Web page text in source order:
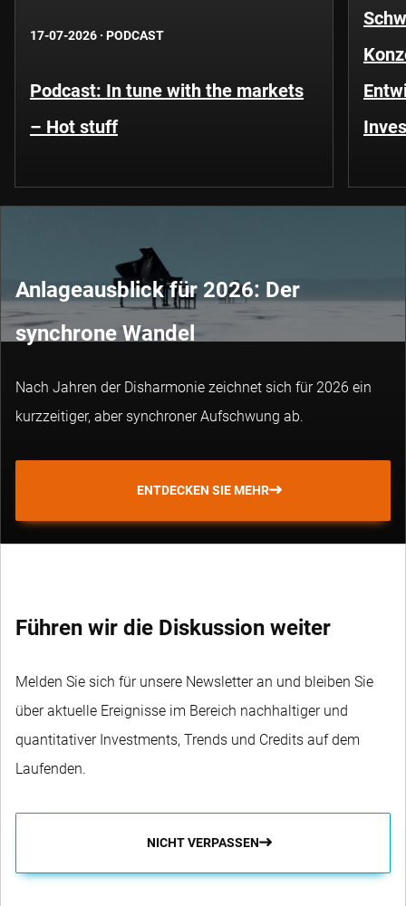
17-07-2026 · PODCAST
Podcast: In tune with the markets
– Hot stuff
Anlageausblick für 2026: Der
synchrone Wandel
Nach Jahren der Disharmonie zeichnet sich für 2026 ein
kurzzeitiger, aber synchroner Aufschwung ab.
ENTDECKEN SIE MEHR
Führen wir die Diskussion weiter
Melden Sie sich für unsere Newsletter an und bleiben Sie
über aktuelle Ereignisse im Bereich nachhaltiger und
quantitativer Investments, Trends und Credits auf dem
Laufenden.
NICHT VERPASSEN